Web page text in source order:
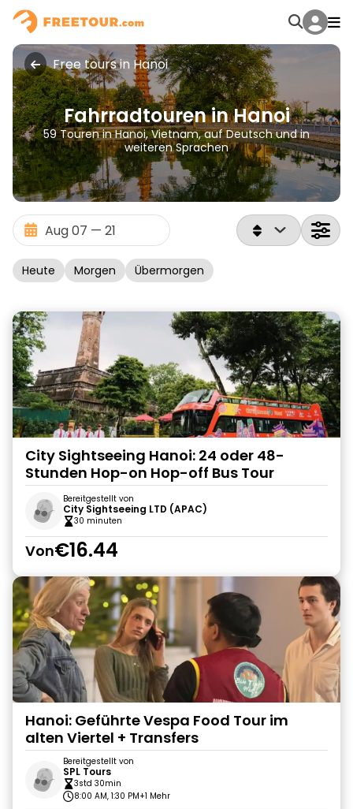
Free tours in Hanoi
Fahrradtouren in Hanoi
59 Touren in Hanoi, Vietnam, auf Deutsch und in
weiteren Sprachen
Heute Morgen Übermorgen
City Sightseeing Hanoi: 24 oder 48-
Stunden Hop-on Hop-off Bus Tour
Bereitgestellt von
City Sightseeing LTD (APAC)
30 minuten
Von€16.44
Hanoi: Geführte Vespa Food Tour im
alten Viertel + Transfers
Bereitgestellt von
SPL Tours
3std 30min
8:00 AM, 1:30 PM+1 Mehr